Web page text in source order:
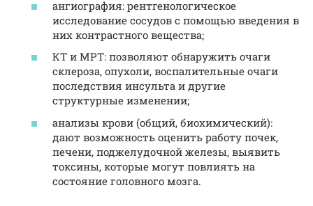
ангиография: рентгенологическое
исследование сосудов с помощью введения в
них контрастного вещества;
КТ и МРТ: позволяют обнаружить очаги
склероза, опухоли, воспалительные очаги
последствия инсульта и другие
структурные изменении;
анализы крови (общий, биохимический):
дают возможность оценить работу почек,
печени, поджелудочной железы, выявить
токсины, которые могут повлиять на
состояние головного мозга.